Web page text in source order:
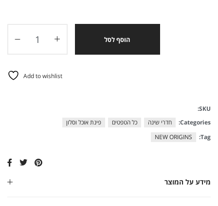
הוסף לסל
Add to wishlist
מידע על המוצר
SKU:
Categories:
חדרי שינה כל הטפטים
פינת אוכל וסלון
Tag:
NEW ORIGINS